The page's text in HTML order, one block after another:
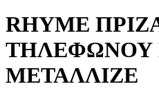
RHYME
ΤΗΛΕΦΩΝΟΥ
ΜΕΤΑΛΛΙΖΕ